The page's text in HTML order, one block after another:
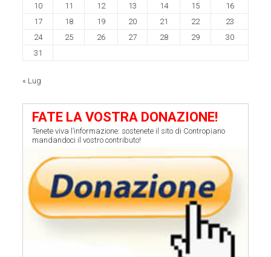
10
11 12 13 14 15
16
17
18 19 20 21 22
23
24
25 26 27 28 29
30
31
« Lug
FATE LA VOSTRA DONAZIONE!
Tenete viva l’informazione: sostenete il sito di Contropiano
mandandoci il vostro contributo!